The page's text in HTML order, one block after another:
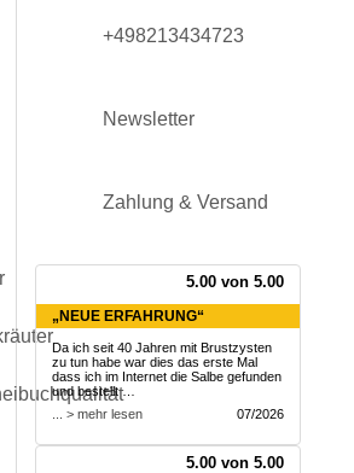
+498213434723
Newsletter
Zahlung & Versand
5.00 von 5.00
„NEUE ERFAHRUNG“
Da ich seit 40 Jahren mit Brustzysten
zu tun habe war dies das erste Mal
dass ich im Internet die Salbe gefunden
und bestellt …
... > mehr lesen
07/2026
5.00 von 5.00